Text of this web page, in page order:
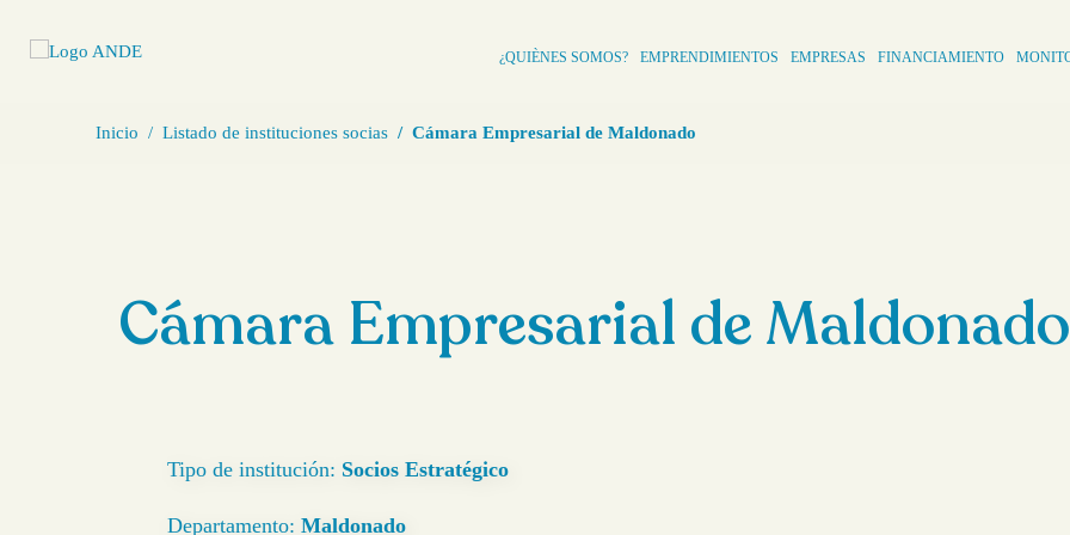
¿QUIÈNES SOMOS? EMPRENDIMIENTOS EMPRESAS FINANCIAMIENTO
Inicio Listado de instituciones socias Cámara Empresarial de Maldonado
Cámara Empresarial de Maldonado
Tipo de institución: Socios Estratégico
Departamento: Maldonado